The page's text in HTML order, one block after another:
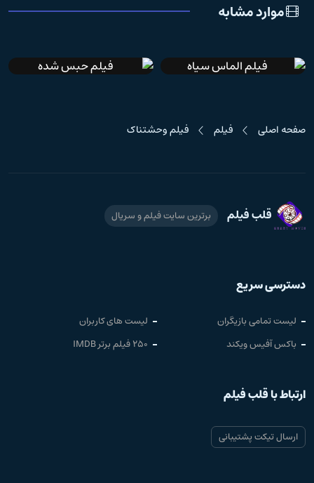
موارد مشابه
فیلم الماس سیاه فیلم حبس شده صفحه اصلی فیلم فیلم وحشتناک
قلب فیلم برترین سایت فیلم و سریال
دسترسی سریع
لیست تمامی بازیگران
لیست های کاربران
باکس آفیس ویکند
250 فیلم برتر IMDB
ارتباط با قلب فیلم
ارسال تیکت پشتیبانی